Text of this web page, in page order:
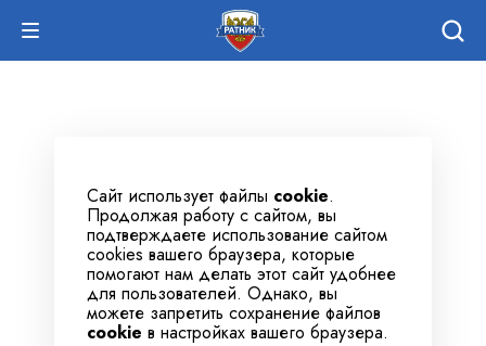
Сайт использует файлы cookie.
Продолжая работу с сайтом, вы
подтверждаете использование сайтом
cookies вашего браузера, которые
помогают нам делать этот сайт удобнее
для пользователей. Однако, вы
можете запретить сохранение файлов
cookie в настройках вашего браузера.